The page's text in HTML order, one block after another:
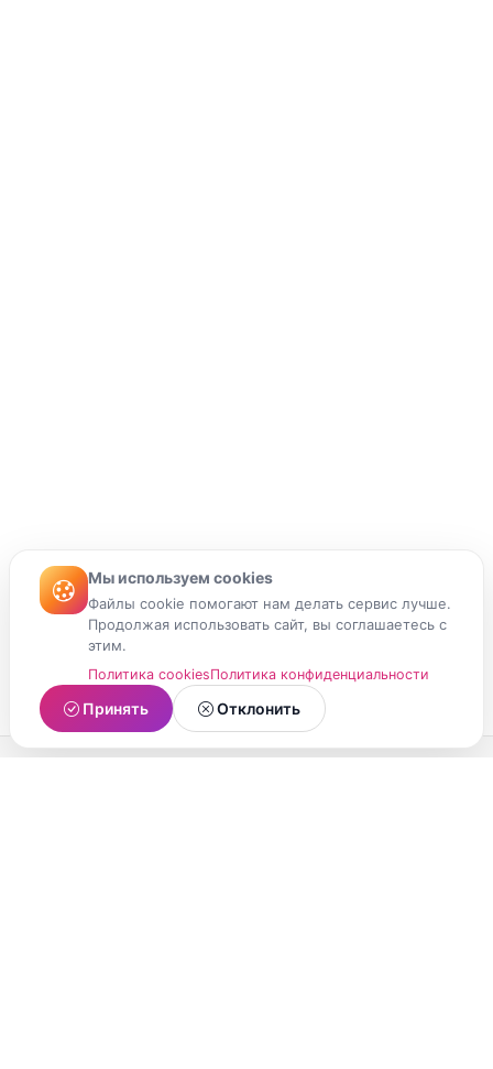
Мы используем cookies
Файлы cookie помогают нам делать сервис лучше.
Продолжая использовать сайт, вы соглашаетесь с
этим.
Политика cookiesПолитика конфиденциальности
Принять Отклонить